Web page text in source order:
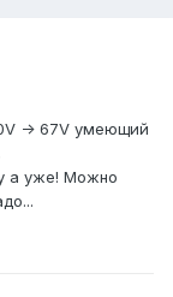
-> 67V умеющий
а уже! Можно